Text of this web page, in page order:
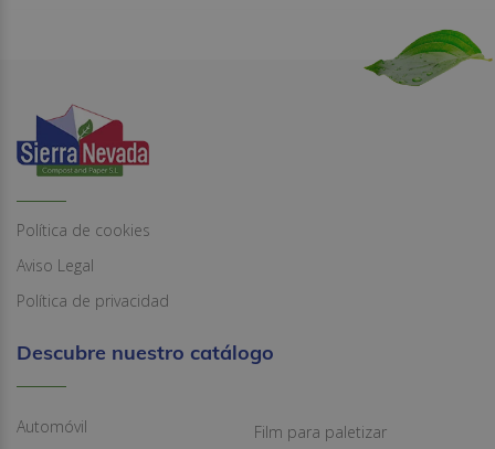
Política de cookies
Aviso Legal
Política de privacidad
Descubre nuestro catálogo
Automóvil
Film para paletizar